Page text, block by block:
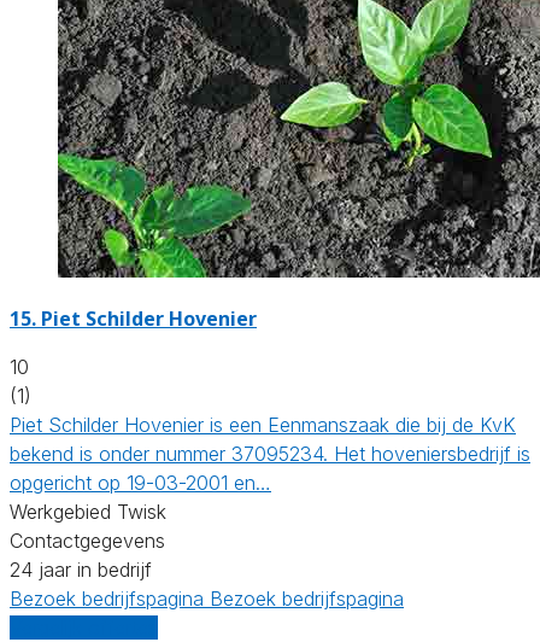
15. Piet Schilder Hovenier
10
(1)
Piet Schilder Hovenier is een Eenmanszaak die bij de KvK
bekend is onder nummer 37095234. Het hoveniersbedrijf is
opgericht op 19-03-2001 en…
Werkgebied Twisk
Contactgegevens
24 jaar in bedrijf
Bezoek bedrijfspagina Bezoek bedrijfspagina